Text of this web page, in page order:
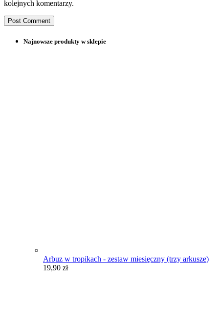
kolejnych komentarzy.
Najnowsze produkty w sklepie
Arbuz w tropikach - zestaw miesięczny (trzy arkusze)
19,90 zł